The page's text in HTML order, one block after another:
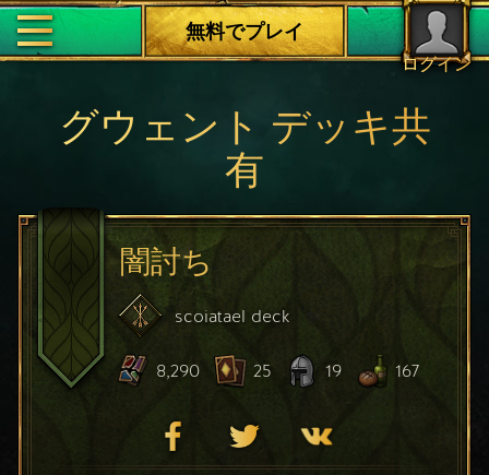
ログイン
無料でプレイ
グウェント デッキ共
有
闇討ち
scoiatael deck
8,290 25 19 167